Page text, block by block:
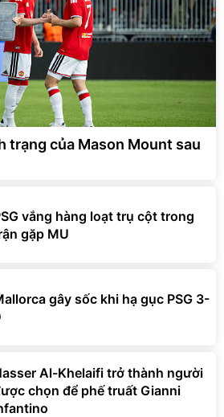
trạng của Mason Mount sau
vắng hàng loạt trụ cột trong
gặp MU
gây sốc khi hạ gục PSG 3-
Al-Khelaifi trở thành người
chọn để phế truất Gianni